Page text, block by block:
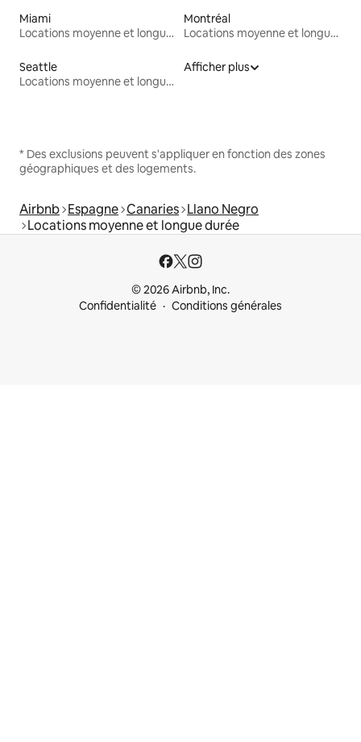
Miami
Locations moyenne et longue durée
Montréal
Locations moyenne et longue durée
Seattle
Locations moyenne et longue durée
Afficher plus
* Des exclusions peuvent s'appliquer en fonction des zones
géographiques et des logements.
Airbnb Espagne Canaries Llano Negro
Locations moyenne et longue durée
© 2026 Airbnb, Inc.
Confidentialité
Conditions générales